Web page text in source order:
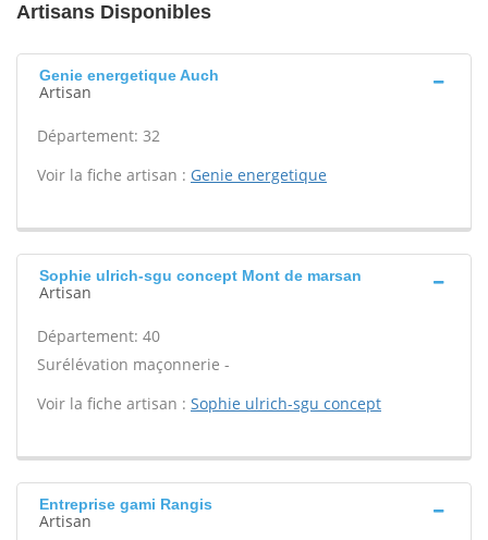
Artisans Disponibles
Genie energetique Auch
Artisan
Département: 32
Voir la fiche artisan : Genie energetique
Sophie ulrich-sgu concept Mont de marsan
Artisan
Département: 40
Surélévation maçonnerie -
Voir la fiche artisan : Sophie ulrich-sgu concept
Entreprise gami Rangis
Artisan